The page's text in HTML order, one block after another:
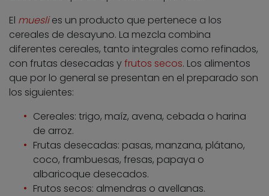
El mueslies un producto que pertenece a los
cereales de desayuno. La mezcla combina
diferentes cereales, tanto integrales como refinados,
con frutas desecadas yfrutos secos. Los alimentos
que por lo general se presentan en el preparado son
los siguientes:
Cereales: trigo, maíz, avena, cebada o harina
de arroz.
Frutas desecadas: pasas, manzana, plátano,
coco, frambuesas, fresas, papaya o
albaricoque desecados.
Frutos secos: almendras o avellanas.